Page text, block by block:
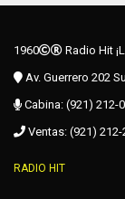
1960
Radio Hit
Av. Guerrero 202
Cabina: (921) 212-
Ventas: (921)
RADIO HIT